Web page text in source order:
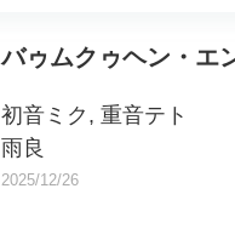
バゥムクゥヘン・エ
初音ミク, 重音テト
雨良
2025/12/26